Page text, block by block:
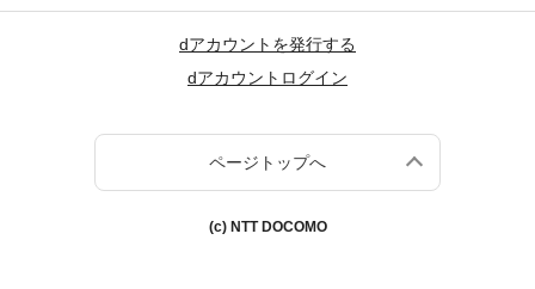
dアカウントを発行する
dアカウントログイン
ページトップへ
(c) NTT DOCOMO